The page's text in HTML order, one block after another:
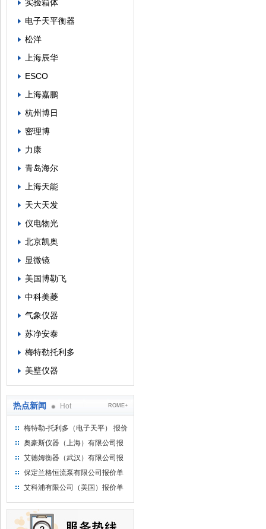
实验箱体
电子天平衡器
松洋
上海辰华
ESCO
上海嘉鹏
杭州博日
密理博
力康
青岛海尔
上海天能
天大天发
仪电物光
北京凯奥
显微镜
美国博勒飞
中科美菱
气象仪器
苏净安泰
梅特勒托利多
美壁仪器
热点新闻 Hot ROME+
梅特勒-托利多（电子天平） 报价
单
奥豪斯仪器（上海）有限公司报
价单
艾德姆衡器（武汉）有限公司报
价单
保定兰格恒流泵有限公司报价单
艾科浦有限公司（美国）报价单